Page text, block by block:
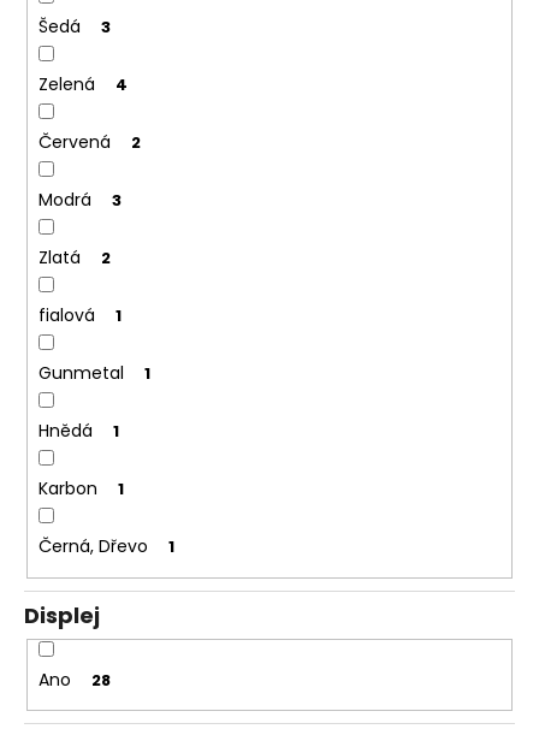
Šedá 3
Zelená 4
Červená 2
Modrá 3
Zlatá 2
fialová 1
Gunmetal 1
Hnědá 1
Karbon 1
Černá, Dřevo 1
Displej
Ano 28